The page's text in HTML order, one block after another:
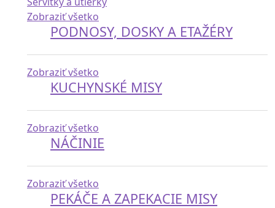
Zobraziť všetko
PODNOSY, DOSKY A ETAŽÉRY
Zobraziť všetko
KUCHYNSKÉ MISY
Zobraziť všetko
NÁČINIE
Zobraziť všetko
PEKÁČE A ZAPEKACIE MISY